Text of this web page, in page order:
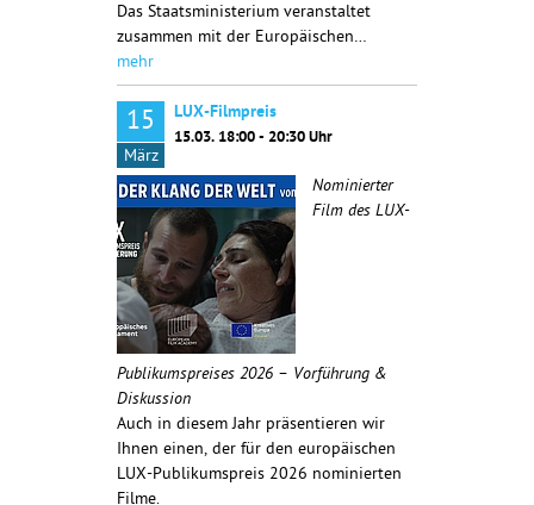
Das Staatsministerium veranstaltet
zusammen mit der Europäischen…
mehr
15
März
LUX-Filmpreis
15.03. 18:00 - 20:30 Uhr
Nominierter
Film des LUX-
Publikumspreises 2026 – Vorführung &
Diskussion
Auch in diesem Jahr präsentieren wir
Ihnen einen, der für den europäischen
LUX-Publikumspreis 2026 nominierten
Filme.